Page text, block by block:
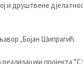
и друштвене
,Бојан Шипрагић.
пројекта